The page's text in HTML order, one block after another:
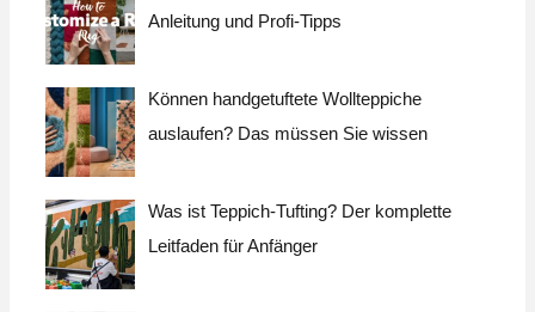
Anleitung und Profi-Tipps
Können handgetuftete Wollteppiche
auslaufen? Das müssen Sie wissen
Was ist Teppich-Tufting? Der komplette
Leitfaden für Anfänger